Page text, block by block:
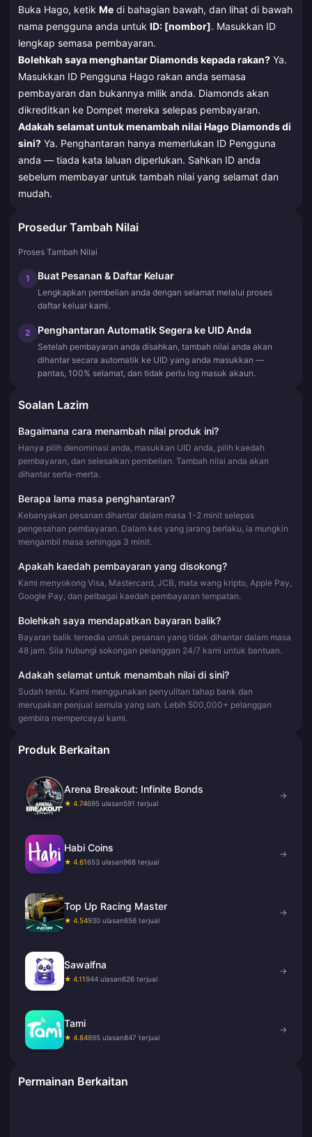
Buka Hago, ketik Me di bahagian bawah, dan lihat di bawah
nama pengguna anda untuk ID: [nombor]. Masukkan ID
lengkap semasa pembayaran.
Bolehkah saya menghantar Diamonds kepada rakan? Ya.
Masukkan ID Pengguna Hago rakan anda semasa
pembayaran dan bukannya milik anda. Diamonds akan
dikreditkan ke Dompet mereka selepas pembayaran.
Adakah selamat untuk menambah nilai Hago Diamonds di
sini? Ya. Penghantaran hanya memerlukan ID Pengguna
anda — tiada kata laluan diperlukan. Sahkan ID anda
sebelum membayar untuk tambah nilai yang selamat dan
mudah.
Prosedur Tambah Nilai
Proses Tambah Nilai
1 Buat Pesanan & Daftar Keluar
Lengkapkan pembelian anda dengan selamat melalui proses
daftar keluar kami.
2 Penghantaran Automatik Segera ke UID Anda
Setelah pembayaran anda disahkan, tambah nilai anda akan
dihantar secara automatik ke UID yang anda masukkan —
pantas, 100% selamat, dan tidak perlu log masuk akaun.
Soalan Lazim
Bagaimana cara menambah nilai produk ini?
Hanya pilih denominasi anda, masukkan UID anda, pilih kaedah
pembayaran, dan selesaikan pembelian. Tambah nilai anda akan
dihantar serta-merta.
Berapa lama masa penghantaran?
Kebanyakan pesanan dihantar dalam masa 1-2 minit selepas
pengesahan pembayaran. Dalam kes yang jarang berlaku, ia mungkin
mengambil masa sehingga 3 minit.
Apakah kaedah pembayaran yang disokong?
Kami menyokong Visa, Mastercard, JCB, mata wang kripto, Apple Pay,
Google Pay, dan pelbagai kaedah pembayaran tempatan.
Bolehkah saya mendapatkan bayaran balik?
Bayaran balik tersedia untuk pesanan yang tidak dihantar dalam masa
48 jam. Sila hubungi sokongan pelanggan 24/7 kami untuk bantuan.
Adakah selamat untuk menambah nilai di sini?
Sudah tentu. Kami menggunakan penyulitan tahap bank dan
merupakan penjual semula yang sah. Lebih 500,000+ pelanggan
gembira mempercayai kami.
Produk Berkaitan
Arena Breakout: Infinite Bonds
★ 4.74695 ulasan591 terjual
→
Habi Coins
★ 4.61653 ulasan968 terjual
→
Top Up Racing Master
★ 4.54930 ulasan656 terjual
→
Sawalfna
★ 4.11944 ulasan626 terjual
→
Tami
★ 4.84895 ulasan847 terjual
→
Permainan Berkaitan